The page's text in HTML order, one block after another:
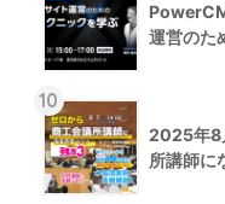
運営のた
10
2025年8
所講師に